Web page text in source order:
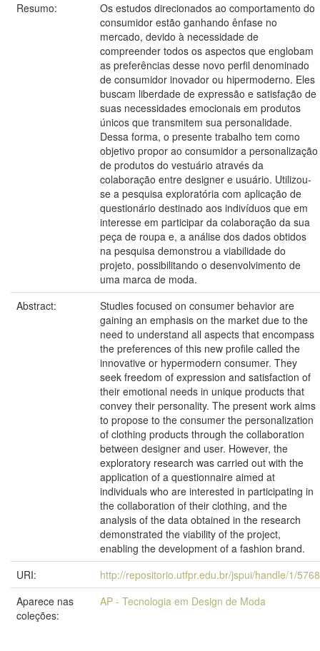
Resumo:
Os estudos direcionados ao comportamento do
consumidor estão ganhando ênfase no
mercado, devido à necessidade de
compreender todos os aspectos que englobam
as preferências desse novo perfil denominado
de consumidor inovador ou hipermoderno. Eles
buscam liberdade de expressão e satisfação de
suas necessidades emocionais em produtos
únicos que transmitem sua personalidade.
Dessa forma, o presente trabalho tem como
objetivo propor ao consumidor a personalização
de produtos do vestuário através da
colaboração entre designer e usuário. Utilizou-
se a pesquisa exploratória com aplicação de
questionário destinado aos indivíduos que em
interesse em participar da colaboração da sua
peça de roupa e, a análise dos dados obtidos
na pesquisa demonstrou a viabilidade do
projeto, possibilitando o desenvolvimento de
uma marca de moda.
Abstract:
Studies focused on consumer behavior are
gaining an emphasis on the market due to the
need to understand all aspects that encompass
the preferences of this new profile called the
innovative or hypermodern consumer. They
seek freedom of expression and satisfaction of
their emotional needs in unique products that
convey their personality. The present work aims
to propose to the consumer the personalization
of clothing products through the collaboration
between designer and user. However, the
exploratory research was carried out with the
application of a questionnaire aimed at
individuals who are interested in participating in
the collaboration of their clothing, and the
analysis of the data obtained in the research
demonstrated the viability of the project,
enabling the development of a fashion brand.
URI:
http://repositorio.utfpr.edu.br/jspui/handle/1/5768
Aparece nas
coleções:
AP - Tecnologia em Design de Moda